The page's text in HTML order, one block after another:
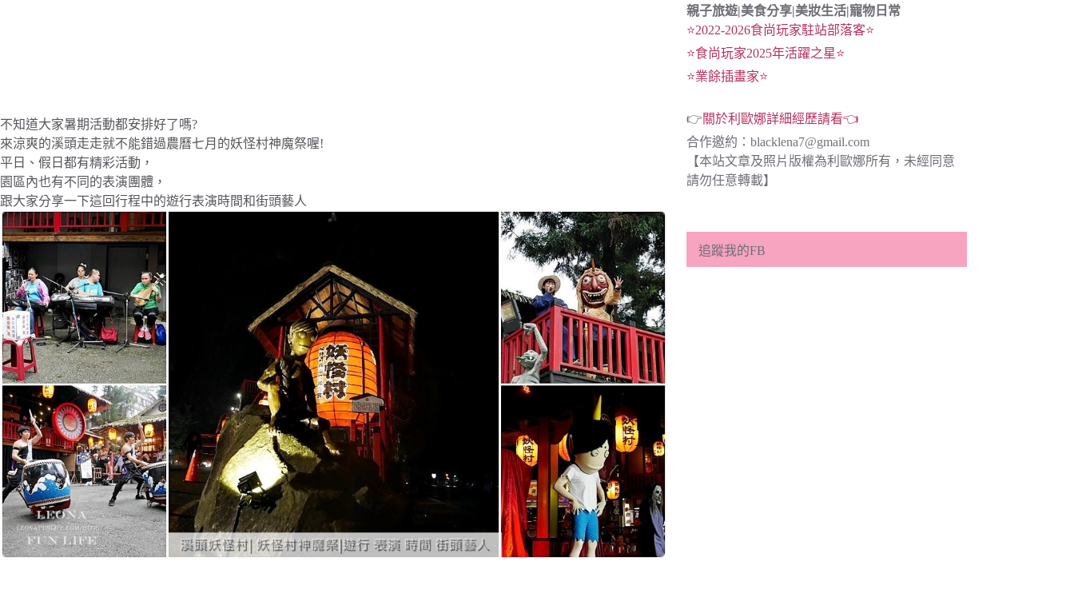
不知道大家暑期活動都安排好了嗎?
來涼爽的溪頭走走就不能錯過農曆七月的妖怪村神魔祭喔!
平日、假日都有精彩活動，
園區內也有不同的表演團體，
跟大家分享一下這回行程中的遊行表演時間和街頭藝人
親子旅遊|美食分享|美妝生活|寵物日常
⭐2022-2026食尚玩家駐站部落客⭐
⭐食尚玩家2025年活躍之星⭐
⭐業餘插畫家⭐
👉關於利歐娜詳細經歷請看👈
合作邀約： blacklena7@gmail.com
【本站文章及照片版權為利歐娜所有，未經同意
請勿任意轉載】
追蹤我的FB